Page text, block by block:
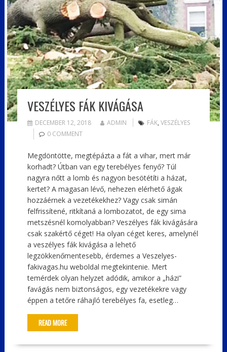
VESZÉLYES FÁK KIVÁGÁSA
DECEMBER 12, 2018 ADMIN FÁK, VESZÉLYES
0 COMMENT
Megdöntötte, megtépázta a fát a vihar, mert már
korhadt? Útban van egy terebélyes fenyő? Túl
nagyra nőtt a lomb és nagyon besötétíti a házat,
kertet? A magasan lévő, nehezen elérhető ágak
hozzáérnek a vezetékekhez? Vagy csak simán
felfrissítené, ritkítaná a lombozatot, de egy sima
metszésnél komolyabban? Veszélyes fák kivágására
csak szakértő céget! Ha olyan céget keres, amelynél
a veszélyes fák kivágása a lehető
legzökkenőmentesebb, érdemes a Veszelyes-
fakivagas.hu weboldal megtekintenie. Mert
temérdek olyan helyzet adódik, amikor a „házi”
favágás nem biztonságos, egy vezetékekre vagy
éppen a tetőre ráhajló terebélyes fa, esetleg…
READ MORE